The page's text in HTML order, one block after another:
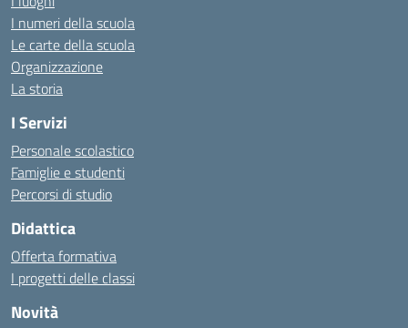
I numeri della scuola
Le carte della scuola
Organizzazione
La storia
I Servizi
Personale scolastico
Famiglie e studenti
Percorsi di studio
Didattica
Offerta formativa
I progetti delle classi
Novità